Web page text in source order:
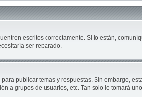
escritos correctamente. Si lo están,
ser reparado.
publicar temas y respuestas. Sin embargo,
a grupos de usuarios, etc. Tan solo le tomará